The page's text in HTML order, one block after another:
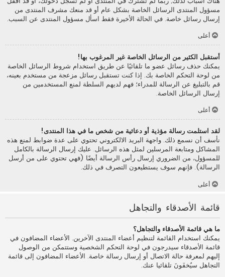
مسؤول المنتدى الرسائل الخاصة بشكل عام أو قد منعك مشرف المنتدى من
إرسال رسائل خاصة. في الحالة الأخيرة فقط اسأل مسؤول المنتدى عن السبب.
أعلى
أستقبل الكثير من الرسائل الخاصة غير المرغوب بها!
يمكنك حذف رسائل عضو ما تلقائيًا عن طريق استخدام شروط الرسائل الخاصة
من لوحة التحكم الخاصة بك. إذا كنت تستقبل رسائل مزعجة من مستخدم بعينه،
قم بالتبليغ عن الرسالة للمدراء؛ فهم لديهم السلطة لمنع المستخدمين من
إرسال الرسائل الخاصة.
أعلى
لقد استلمت رسالة مؤذية أو دعائية من شخص ما في هذا المنتدى!
نأسف أن نسمع ذلك. واجهة البريد الالكتروني تحتوي على عدة ضوابط لمنع هذه
المشاكل ومتابعة المرسلين لمثل هذه الرسائل. عليك إرسال الرسالة بالكامل
للمسؤول، من الضروري إرسال رأس الرسالة أيضًا (فهي تحتوي على من أرسل
الرسالة). فإنهم سوف يستطيعون التصرف في ذلك.
أعلى
قائمة الأصدقاء والتجاهل
ما هي قائمة الأصدقاء والتجاهل؟
يمكنك استخدام القائمة لتنظيم أعضاء المنتدى الآخرين. الأعضاء المضافون في
قائمة الأصدقاء سيدرجون في لوحة التحكم الشخصية وستتمكن من الوصول
إليهم لمعرفة حالة الاتصال أو إرسال رسالة خاصة. الأعضاء المضافون إلى قائمة
التجاهل سيُخفَونَ تلقائيا عنك.